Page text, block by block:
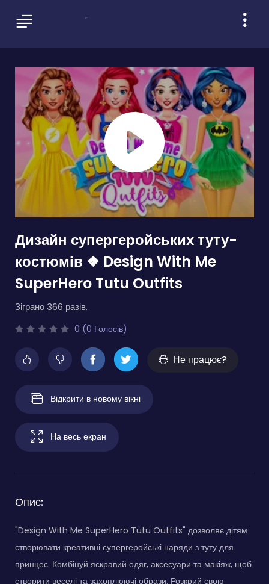
Дизайн супергеройських туту-
костюмів ❖ Design With Me
SuperHero Tutu Outfits
Зіграно 366 разів.
0 (0 Голосів)
Не працює?
Відкрити в новому вікні
На весь екран
Опис:
"Design With Me SuperHero Tutu Outfits" дозволяє дітям
створювати креативні супергеройські наряди з туту для
принцес. Комбінуй яскравий одяг, аксесуари та макіяж, щоб
створити веселі та захоплюючі образи. Розкрий свою